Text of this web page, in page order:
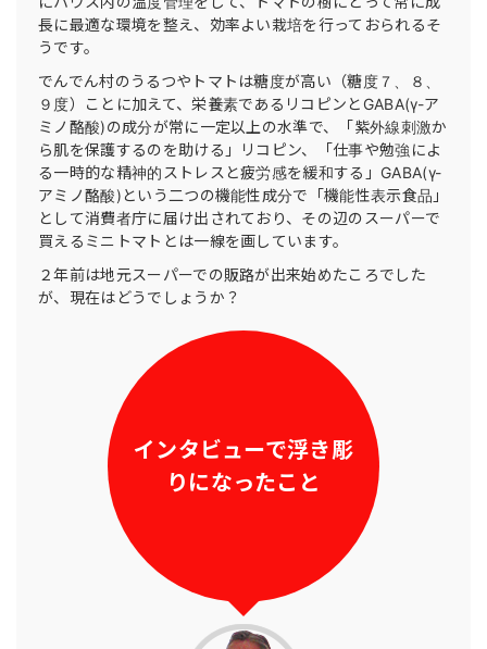
長に最適な環境を整え、効率よい栽培を行っておられるそ
うです。
でんでん村のうるつやトマトは糖度が高い（糖度７、８、
９度）ことに加えて、栄養素であるリコピンとGABA(γ-ア
ミノ酪酸)の成分が常に一定以上の水準で、「紫外線刺激か
ら肌を保護するのを助ける」リコピン、「仕事や勉強によ
る一時的な精神的ストレスと疲労感を緩和する」GABA(γ-
アミノ酪酸)という二つの機能性成分で「機能性表示食品」
として消費者庁に届け出されており、その辺のスーパーで
買えるミニトマトとは一線を画しています。
２年前は地元スーパーでの販路が出来始めたころでした
が、現在はどうでしょうか？
インタビューで浮き彫
りになったこと